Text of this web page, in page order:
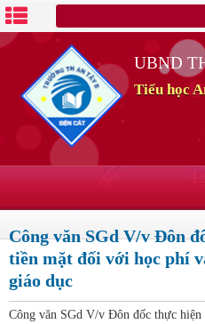
UBND
Tiểu học
Công văn SGd V/v Đôn
tiền mặt đối với học phí
giáo dục
Công văn SGd V/v Đôn đốc thực